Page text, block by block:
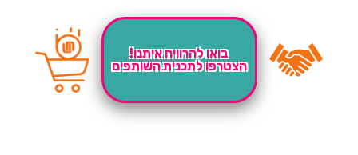
בואו להרוויח איתנו!
הצטרפו לתכנית השותפים